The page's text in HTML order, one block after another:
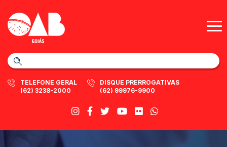
TELEFONE GERAL
(62) 3238-2000
DISQUE PRERROGATIVAS
(62) 99976-9900